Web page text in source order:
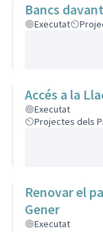
Bancs
Executat
Accés a la
Executat
Projectes dels
Renovar el
Gener
Executat